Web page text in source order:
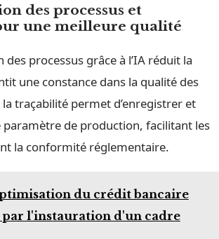
des processus et
une meilleure qualité
processus grâce à l’IA réduit la
une constance dans la qualité des
traçabilité permet d’enregistrer et
paramètre de production, facilitant les
la conformité réglementaire.
du crédit bancaire
par l'instauration d'un cadre